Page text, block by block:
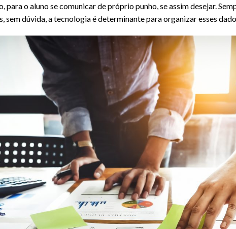
para o aluno se comunicar de próprio punho, se assim desejar.
sem dúvida, a tecnologia é determinante para organizar esses